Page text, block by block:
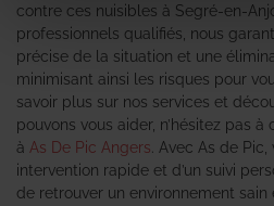
contre ces nuisibles à Segré-en-
professionnels qualifiés, nous
précise de la situation et une
minimisant ainsi les risques pour
savoir plus sur nos services et
pouvons vous aider, n’hésitez pas
à As De Pic Angers . Avec As de
intervention rapide et d’un suivi
de retrouver un environnement sain